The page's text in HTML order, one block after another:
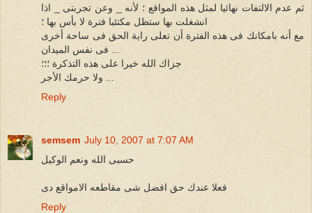
ثم عدم الالتفات نهائيا لمثل هذه المواقع ؛ لأنه _ وعن تجربتى _ اذا
انشغلت بها ستظل مكتئبا فترة لا بأس بها ؛
مع أنه بامكانك فى هذه الفترة أن تعلى راية الحق فى ساحة أخرى
جزاك الله خيرا على هذه التذكرة ؛؛؛
Reply
semsem July 10, 2007 at 7:07 AM
حسبى الله ونعم الوكيل
فعلا عندك حق افضل شى مقاطعه الامواقع دى
Reply